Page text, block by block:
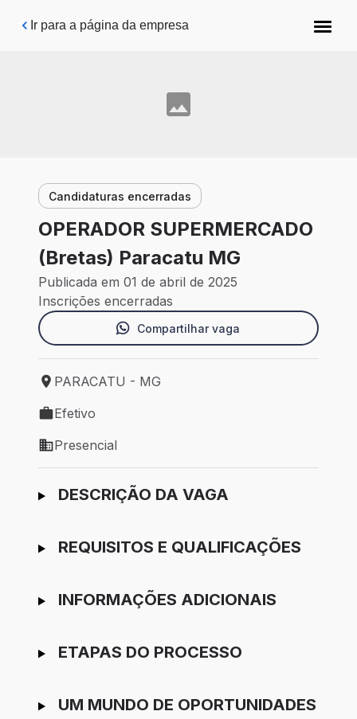
Pular para o conteúdo principal
Ir para a página da empresa
Candidaturas encerradas
OPERADOR SUPERMERCADO
(Bretas) Paracatu MG
Publicada em 01 de abril de 2025
Inscrições encerradas
Compartilhar vaga
Local de trabalho: PARACATU - MG
PARACATU - MG
Tipo de vaga: Efetivo
Efetivo
Modelo de trabalho: Presencial
Presencial
Ir para candidatura
DESCRIÇÃO DA VAGA
REQUISITOS E QUALIFICAÇÕES
INFORMAÇÕES ADICIONAIS
ETAPAS DO PROCESSO
UM MUNDO DE OPORTUNIDADES